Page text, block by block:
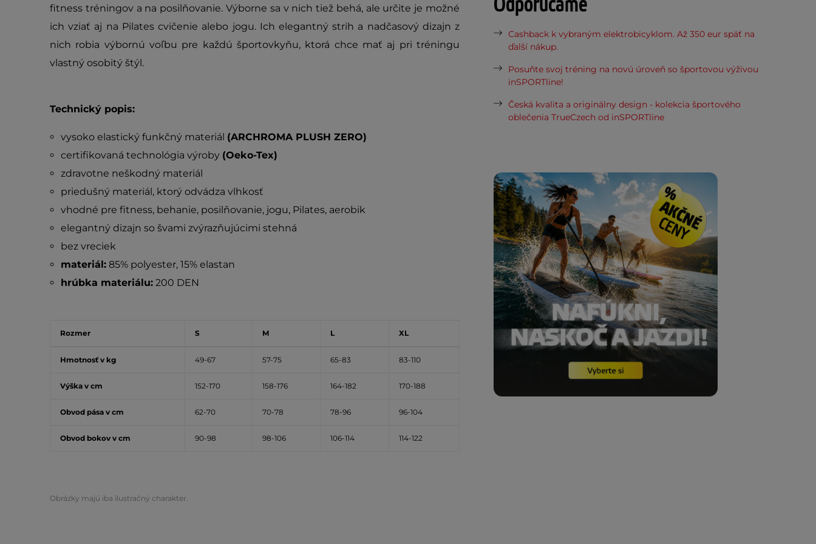
fitness tréningov a na posilňovanie. Výborne sa v nich tiež behá, ale určite je možné
ich vziať aj na Pilates cvičenie alebo jogu. Ich elegantný strih a nadčasový dizajn z
nich robia výbornú voľbu pre každú športovkyňu, ktorá chce mať aj pri tréningu
vlastný osobitý štýl.
Technický popis:
vysoko elastický funkčný materiál (ARCHROMA PLUSH ZERO)
certifikovaná technológia výroby (Oeko-Tex)
zdravotne neškodný materiál
priedušný materiál, ktorý odvádza vlhkosť
vhodné pre fitness, behanie, posilňovanie, jogu, Pilates, aerobik
elegantný dizajn so švami zvýrazňujúcimi stehná
bez vreciek
materiál:85% polyester, 15% elastan
hrúbka materiálu:200 DEN
Rozmer S M L XL
Hmotnosť v kg 49-67 57-75 65-83 83-110
Výška v cm 152-170 158-176 164-182 170-188
Obvod pása v cm 62-70 70-78 78-96 96-104
Obvod bokov v cm 90-98 98-106 106-114 114-122
Obrázky majú iba ilustračný charakter.
Cashback k vybraným elektrobicyklom. Až 350 eur späť na
ďalší nákup.
Posuňte svoj tréning na novú úroveň so športovou výživou
inSPORTline!
Česká kvalita a originálny design - kolekcia športového
oblečenia TrueCzech od inSPORTline